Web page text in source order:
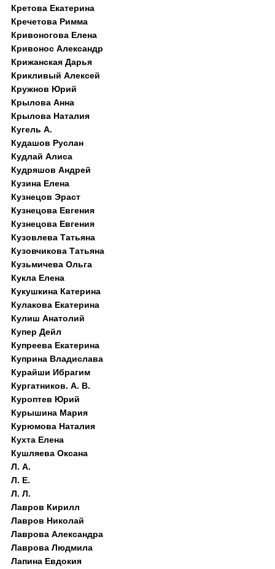
Кретова Екатерина
Кречетова Римма
Кривоногова Елена
Кривонос Александр
Крижанская Дарья
Крикливый Алексей
Кружнов Юрий
Крылова Анна
Крылова Наталия
Кугель А.
Кудашов Руслан
Кудлай Алиса
Кудряшов Андрей
Кузина Елена
Кузнецов Эраст
Кузнецова Евгения
Кузнецова Евгения
Кузовлева Татьяна
Кузовчикова Татьяна
Кузьмичева Ольга
Кукла Елена
Кукушкина Катерина
Кулакова Екатерина
Кулиш Анатолий
Купер Дейл
Купреева Екатерина
Куприна Владислава
Курайши Ибрагим
Кургатников. А. В.
Куроптев Юрий
Курышина Мария
Курюмова Наталия
Кухта Елена
Кушляева Оксана
Л. А.
Л. Е.
Л. Л.
Лавров Кирилл
Лавров Николай
Лаврова Александра
Лаврова Людмила
Лапина Евдокия